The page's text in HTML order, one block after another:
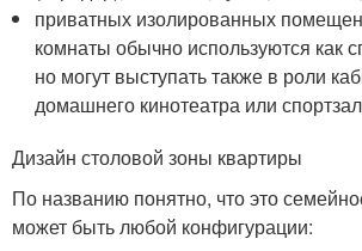
приватных изолированных
комнаты обычно используются как
но могут выступать также в роли
домашнего кинотеатра или
Дизайн столовой зоны квартиры
По названию понятно, что это
может быть любой конфигурации: